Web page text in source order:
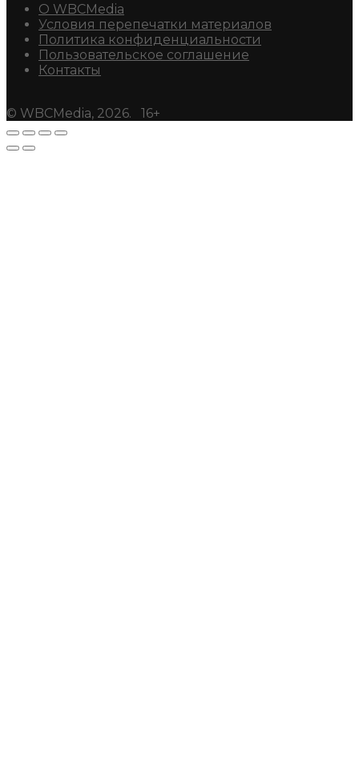
О WBCMedia
Условия перепечатки материалов
Политика конфиденциальности
Пользовательское соглашение
Контакты
© WBCMedia, 2026. 16+